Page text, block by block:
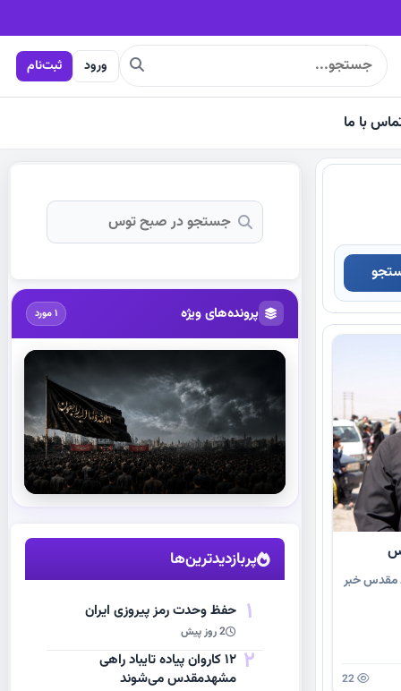
ورود ثبت‌نام
با ما
به مشهد مقدس خبر
22
پرونده‌های ویژه 1 مورد
مشاهده اخبار
پربازدیدترین‌ها
1 حفظ وحدت رمز پیروزی ایران
2 روز پیش
2
۱۲ کاروان پیاده تایباد راهی
مشهدمقدس می‌شوند